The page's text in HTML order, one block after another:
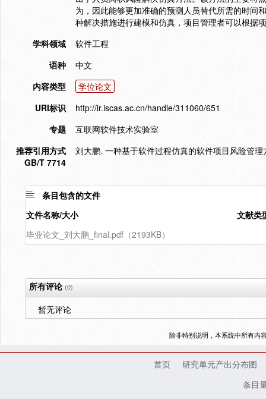
为，因此能够更加准确的预测人员替代所需的时间
种解决措施进行建模和仿真，项目管理者可以根据
学科领域
软件工程
语种
中文
内容类型
学位论文
URI标识
http://ir.iscas.ac.cn/handle/311060/651
专题
互联网软件技术实验室
推荐引用方式
GB/T 7714
刘大鹏. 一种基于软件过程仿真的软件项目风险管
条目包含的文件
文件名称/大小
文献类
毕业论文_刘大鹏_final.pdf（2193KB）
所有评论(0)
暂无评论
除非特别说明，本系统中所有内
首页
研究单元产出分布图
条目